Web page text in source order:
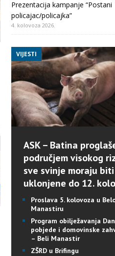
Prezentacija kampanje “Postani
policajac/policajka”
4. kolovoza 2026.
VIJESTI
ASK – Batina
područjem visokog
sve svinje moraju biti
uklonjene do 12.
Proslava 5. kolovoza u
Manastiru
Program obilježavanja
pobjede i domovinske
– Beli Manastir
ZŠRD u Brifingu